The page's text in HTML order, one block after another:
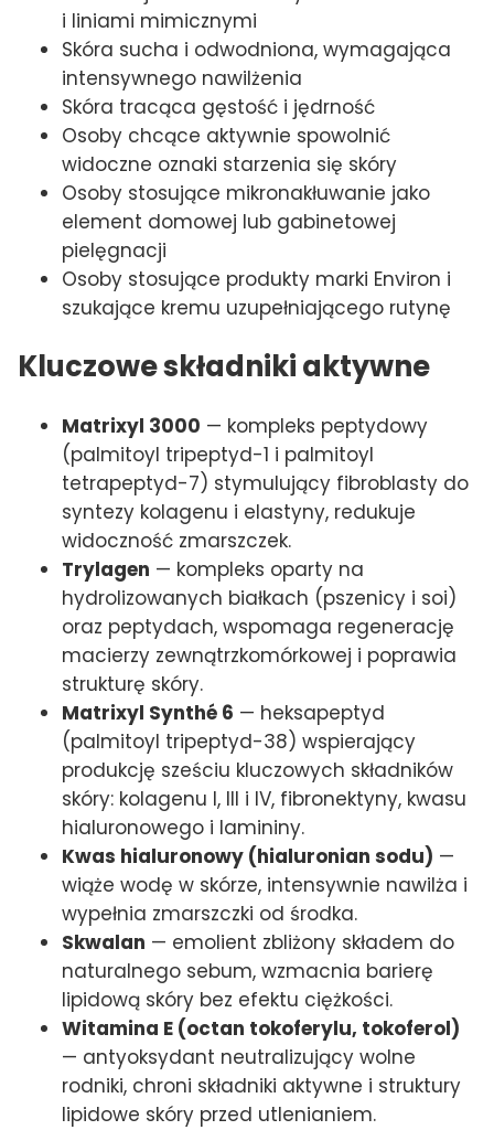
i liniami mimicznymi
Skóra sucha i odwodniona, wymagająca
intensywnego nawilżenia
Skóra tracąca gęstość i jędrność
Osoby chcące aktywnie spowolnić
widoczne oznaki starzenia się skóry
Osoby stosujące mikronakłuwanie jako
element domowej lub gabinetowej
pielęgnacji
Osoby stosujące produkty marki Environ i
szukające kremu uzupełniającego rutynę
Kluczowe składniki aktywne
Matrixyl 3000 — kompleks peptydowy
(palmitoyl tripeptyd-1 i palmitoyl
tetrapeptyd-7) stymulujący fibroblasty do
syntezy kolagenu i elastyny, redukuje
widoczność zmarszczek.
Trylagen — kompleks oparty na
hydrolizowanych białkach (pszenicy i soi)
oraz peptydach, wspomaga regenerację
macierzy zewnątrzkomórkowej i poprawia
strukturę skóry.
Matrixyl Synthé 6 — heksapeptyd
(palmitoyl tripeptyd-38) wspierający
produkcję sześciu kluczowych składników
skóry: kolagenu I, III i IV, fibronektyny, kwasu
hialuronowego i lamininy.
Kwas hialuronowy (hialuronian sodu) —
wiąże wodę w skórze, intensywnie nawilża i
wypełnia zmarszczki od środka.
Skwalan — emolient zbliżony składem do
naturalnego sebum, wzmacnia barierę
lipidową skóry bez efektu ciężkości.
Witamina E (octan tokoferylu, tokoferol)
— antyoksydant neutralizujący wolne
rodniki, chroni składniki aktywne i struktury
lipidowe skóry przed utlenianiem.